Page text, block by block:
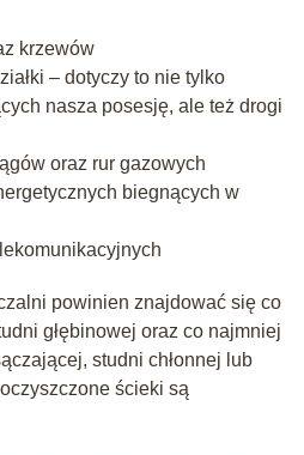
krzewów
– dotyczy to nie tylko
nasza posesję, ale też drogi
oraz rur gazowych
biegnących w
powinien znajdować się co
głębinowej oraz co najmniej
studni chłonnej lub
ścieki są